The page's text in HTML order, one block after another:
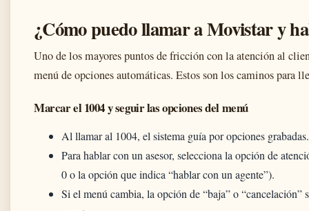
¿Cómo puedo llamar a Movistar y
Uno de los mayores puntos de fricción con la atención al
menú de opciones automáticas. Estos son los caminos para
Marcar el 1004 y seguir las opciones del menú
Al llamar al 1004, el sistema guía por opciones grabadas.
Para hablar con un asesor, selecciona la opción de
0 o la opción que indica “hablar con un agente”).
Si el menú cambia, la opción de “baja” o “cancelación”